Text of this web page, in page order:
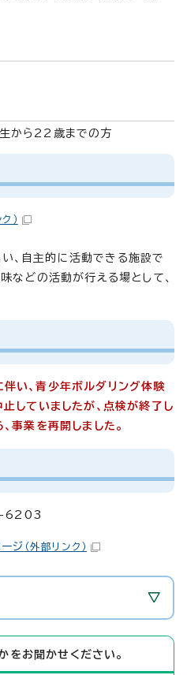
生から22歳までの方
）
、自主的に活動できる施設で
味などの活動が行える場として、
伴い、青少年ボルダリング体験
止していましたが、点検が終了し
事業を再開しました。
6203
ジ （外部リンク）
をお聞かせください。